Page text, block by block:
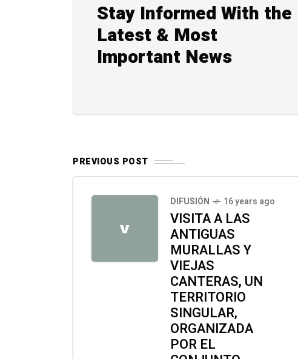
Stay Informed With the
Latest & Most
Important News
PREVIOUS POST
V
DIFUSIÓN 16 years ago
VISITA A LAS
ANTIGUAS
MURALLAS Y
VIEJAS
CANTERAS, UN
TERRITORIO
SINGULAR,
ORGANIZADA
POR EL